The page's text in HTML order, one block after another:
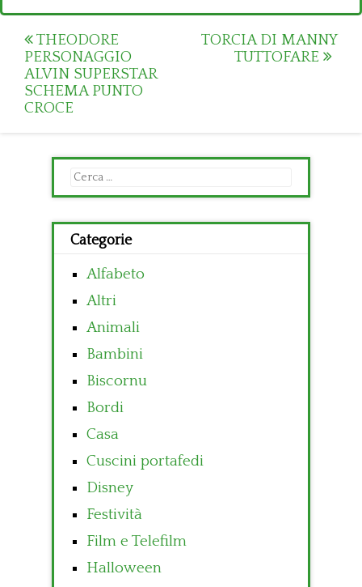
Post
navigation
THEODORE
PERSONAGGIO
ALVIN SUPERSTAR
SCHEMA PUNTO
CROCE
TORCIA DI MANNY
TUTTOFARE
Ricerca
per:
Categorie
Alfabeto
Altri
Animali
Bambini
Biscornu
Bordi
Casa
Cuscini portafedi
Disney
Festività
Film e Telefilm
Halloween